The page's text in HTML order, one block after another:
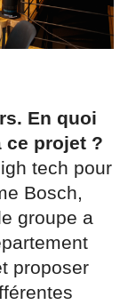
En quoi
ce projet ?
tech pour
Bosch,
groupe a
proposer